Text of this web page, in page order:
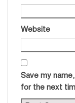
Website
Save my
for the next